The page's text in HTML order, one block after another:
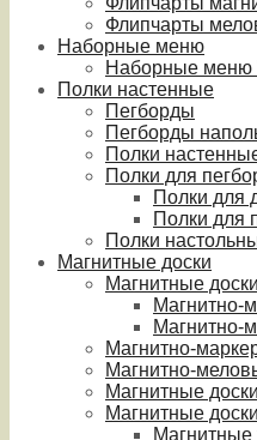
Флипчарты
Наборные меню
Наборные меню
Полки настенные
Пегборды
Пегборды
Полки
Полки для
Полки для
Полки для
Полки
Магнитные доски
Магнитные
Магнитно-
Магнитно-
Магнитно-
Магнитно-
Магнитные
Магнитные
Магнитные